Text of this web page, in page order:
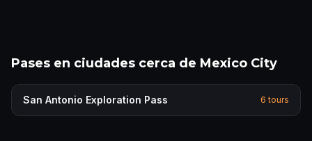
Pases en ciudades cerca de Mexico City
San Antonio Exploration Pass 6 tours